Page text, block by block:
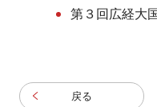
第３回広経大
戻る